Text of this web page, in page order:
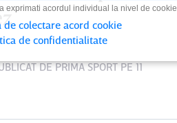
DEPRIMA SPORTPE 11
exprimati acordul individual la nivel de
de colectare acord cookie
de confidentialitate